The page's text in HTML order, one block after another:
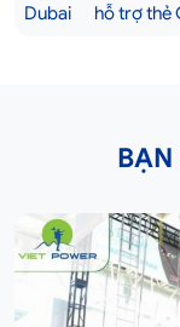
Dubai
hỗ trợ thẻ
BẠN